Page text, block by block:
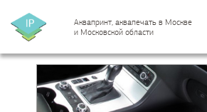
Аквапринт, аквапечать в Москве
и Московской области